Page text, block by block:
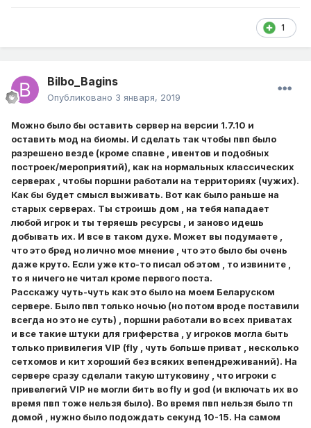
1
Bilbo_Bagins
Опубликовано 3 января, 2019
Можно было бы оставить сервер на версии 1.7.10 и
оставить мод на биомы. И сделать так чтобы пвп было
разрешено везде (кроме спавне , ивентов и подобных
построек/мероприятий), как на нормальных классических
серверах , чтобы поршни работали на территориях (чужих).
Как бы будет смысл выживать. Вот как было раньше на
старых серверах. Ты строишь дом , на тебя нападает
любой игрок и ты теряешь ресурсы , и заново идешь
добывать их. И все в таком духе. Может вы подумаете ,
что это бред но лично мое мнение , что это было бы очень
даже круто. Если уже кто-то писал об этом , то извините ,
то я ничего не читал кроме первого поста.
Расскажу чуть-чуть как это было на моем Беларуском
сервере. Было пвп только ночью (но потом вроде поставили
всегда но это не суть) , поршни работали во всех приватах
и все такие штуки для гриферства , у игроков могла быть
только привилегия VIP (fly , чуть больше приват , несколько
сетхомов и кит хороший без всяких вепендреживаний). На
сервере сразу сделали такую штуковину , что игроки с
привелегий VIP не могли бить во fly и god (и включать их во
время пвп тоже нельзя было). Во время пвп нельзя было тп
домой , нужно было подождать секунд 10-15. На самом